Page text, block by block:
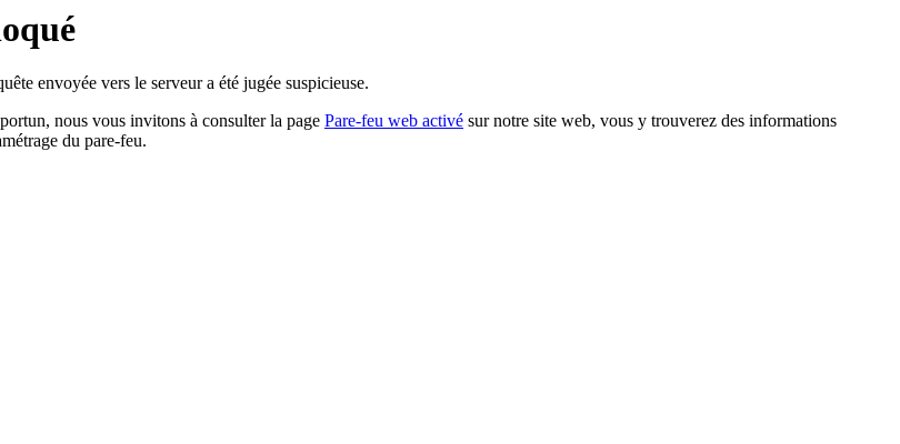
envoyée vers le serveur a été jugée suspicieuse.
nous vous invitons à consulter la page Pare-feu web activé sur notre site web, vous y trouverez des informations
du pare-feu.